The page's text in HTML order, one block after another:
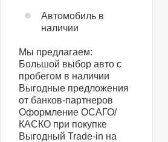
Автомобиль в
наличии
Мы предлагаем:
Большой выбор авто с
пробегом в наличии
Выгодные предложения
от банков-партнеров
Оформление ОСАГО/
КАСКО при покупке
Выгодный Trade-in на